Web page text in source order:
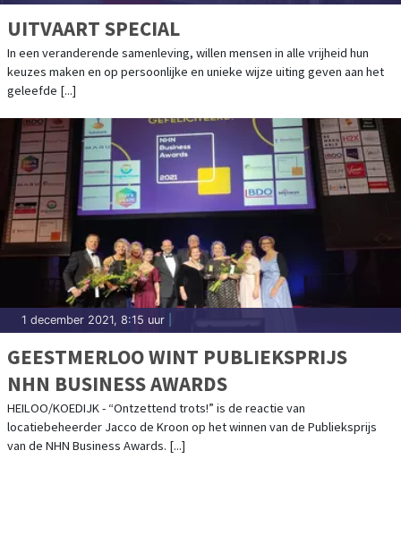
UITVAART SPECIAL
In een veranderende samenleving, willen mensen in alle vrijheid hun
keuzes maken en op persoonlijke en unieke wijze uiting geven aan het
geleefde [...]
1 december 2021, 8:15 uur
GEESTMERLOO WINT PUBLIEKSPRIJS
NHN BUSINESS AWARDS
HEILOO/KOEDIJK - “Ontzettend trots!” is de reactie van
locatiebeheerder Jacco de Kroon op het winnen van de Publieksprijs
van de NHN Business Awards. [...]